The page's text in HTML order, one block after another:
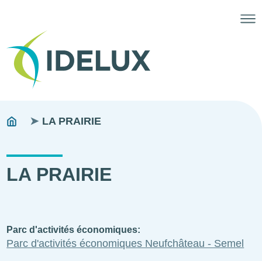
Fils
You
LA PRAIRIE
LA PRAIRIE
Parc d'activités économiques
Parc d'activités économiques Neufchâteau - Semel